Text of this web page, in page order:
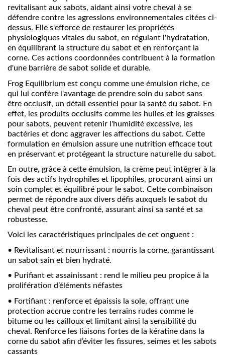
revitalisant aux sabots, aidant ainsi votre cheval à se
défendre contre les agressions environnementales citées ci-
dessus. Elle s'efforce de restaurer les propriétés
physiologiques vitales du sabot, en régulant l'hydratation,
en équilibrant la structure du sabot et en renforçant la
corne. Ces actions coordonnées contribuent à la formation
d'une barrière de sabot solide et durable.
Frog Equilibrium est conçu comme une émulsion riche, ce
qui lui confère l'avantage de prendre soin du sabot sans
être occlusif, un détail essentiel pour la santé du sabot. En
effet, les produits occlusifs comme les huiles et les graisses
pour sabots, peuvent retenir l'humidité excessive, les
bactéries et donc aggraver les affections du sabot. Cette
formulation en émulsion assure une nutrition efficace tout
en préservant et protégeant la structure naturelle du sabot.
En outre, grâce à cette émulsion, la crème peut intégrer à la
fois des actifs hydrophiles et lipophiles, procurant ainsi un
soin complet et équilibré pour le sabot. Cette combinaison
permet de répondre aux divers défis auxquels le sabot du
cheval peut être confronté, assurant ainsi sa santé et sa
robustesse.
Voici les caractéristiques principales de cet onguent :
• Revitalisant et nourrissant : nourris la corne, garantissant
un sabot sain et bien hydraté.
• Purifiant et assainissant : rend le milieu peu propice à la
prolifération d’éléments néfastes
• Fortifiant : renforce et épaissis la sole, offrant une
protection accrue contre les terrains rudes comme le
bitume ou les cailloux et limitant ainsi la sensibilité du
cheval. Renforce les liaisons fortes de la kératine dans la
corne du sabot afin d’éviter les fissures, seimes et les sabots
cassants